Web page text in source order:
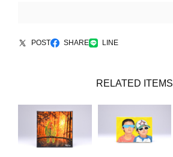
POST SHARE LINE
RELATED ITEMS